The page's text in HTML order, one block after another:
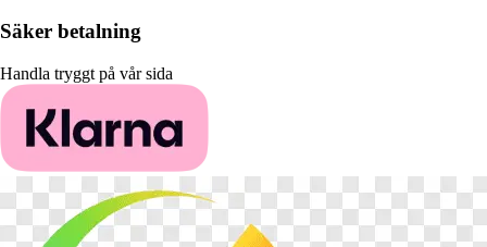
Säker betalning
Handla tryggt på vår sida